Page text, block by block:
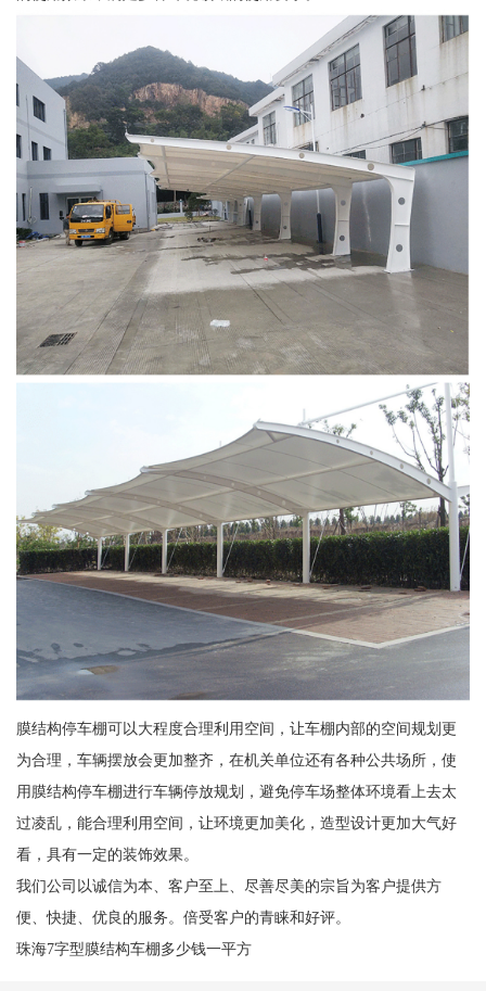
膜结构停车棚可以大程度合理利用空间，让车棚内部的空间规划更
为合理，车辆摆放会更加整齐，在机关单位还有各种公共场所，使
用膜结构停车棚进行车辆停放规划，避免停车场整体环境看上去太
过凌乱，能合理利用空间，让环境更加美化，造型设计更加大气好
看，具有一定的装饰效果。
我们公司以诚信为本、客户至上、尽善尽美的宗旨为客户提供方
便、快捷、优良的服务。倍受客户的青睐和好评。
珠海7字型膜结构车棚多少钱一平方